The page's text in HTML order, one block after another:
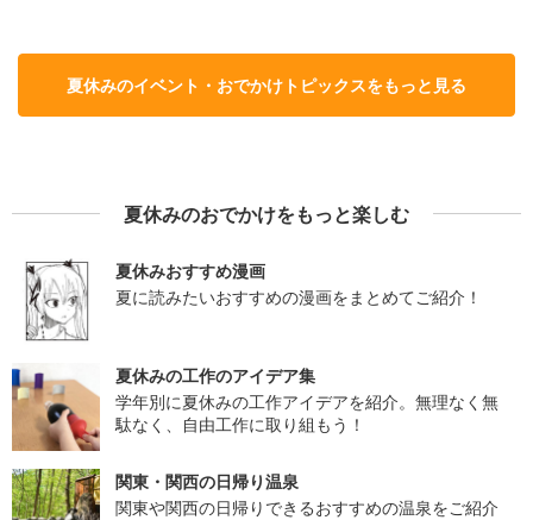
夏休みのイベント・おでかけトピックスをもっと見る
夏休みのおでかけをもっと楽しむ
夏休みおすすめ漫画
夏に読みたいおすすめの漫画をまとめてご紹介！
夏休みの工作のアイデア集
学年別に夏休みの工作アイデアを紹介。無理なく無
駄なく、自由工作に取り組もう！
関東・関西の日帰り温泉
関東や関西の日帰りできるおすすめの温泉をご紹介